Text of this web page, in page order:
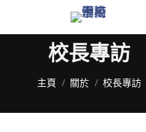
校長專訪
You are here:
主頁 關於 校長專訪